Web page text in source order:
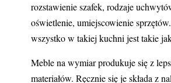
rozstawienie szafek, rodzaje
oświetlenie, umiejscowienie
wszystko w takiej kuchni jest takie
Meble na wymiar produkuje się z
materiałów. Ręcznie się je składa z